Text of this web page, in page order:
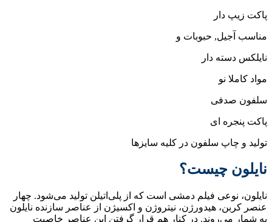
پاکت زیپ دار
مناسب آجیل, حبوبات و
نایلکس دسته دار
مواد کاملا نو
سلفون صدفی
پاکت پنجره ای
تولید و چاپ سلفون در کلیه سایزها
نایلون چیست؟
نایلون، نوعی فیلم دمشی است که از پلی‌اتیلن تولید می‌شود. چهار
عنصر کربن، هیدورژن، نیتروژن و اکسیژن از عناصر سازنده نایلون
به شمار می‌روند. در کنار هم قرار گرفتن این عناصر خاصیت